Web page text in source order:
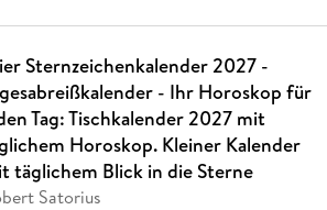
Sternzeichenkalender 2027 -
- Ihr Horoskop für
Tag: Tischkalender 2027 mit
Horoskop. Kleiner Kalender
täglichem Blick in die Sterne
Satorius